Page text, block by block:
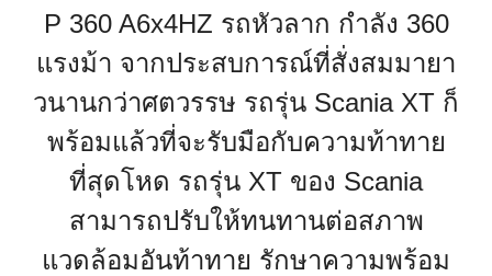
P 360 A6x4HZ รถหัวลาก กำลัง 360
แรงม้า จากประสบการณ์ที่สั่งสมมายา
วนานกว่าศตวรรษ รถรุ่น Scania XT ก็
พร้อมแล้วที่จะรับมือกับความท้าทาย
ที่สุดโหด รถรุ่น XT ของ Scania
สามารถปรับให้ทนทานต่อสภาพ
แวดล้อมอันท้าทาย รักษาความพร้อม